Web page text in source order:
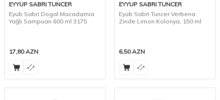
EYYUP SABRI TUNCER
Eyub Sabri Dogal Macadamia
Yağlı Sampuan 600 ml 3175
17,80AZN
EYYUP SABRI TUNCER
Eyüb Sabri Tuncer Verbena
Zinde Limon Kolonya, 150 ml
6,50AZN